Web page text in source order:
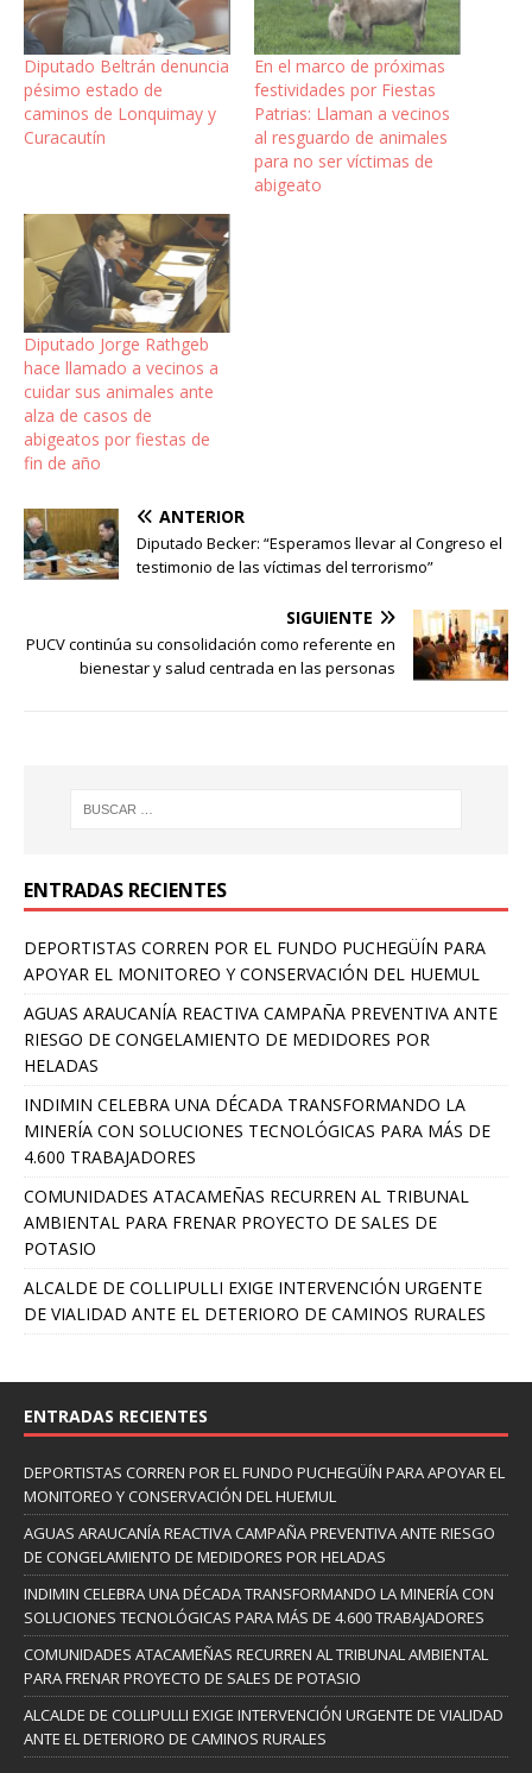
Diputado Beltrán denuncia
pésimo estado de
caminos de Lonquimay y
Curacautín
En el marco de próximas
festividades por Fiestas
Patrias: Llaman a vecinos
al resguardo de animales
para no ser víctimas de
abigeato
Diputado Jorge Rathgeb
hace llamado a vecinos a
cuidar sus animales ante
alza de casos de
abigeatos por fiestas de
fin de año
ANTERIOR
Diputado Becker: “Esperamos llevar al Congreso el
testimonio de las víctimas del terrorismo”
SIGUIENTE
PUCV continúa su consolidación como referente en
bienestar y salud centrada en las personas
ENTRADAS RECIENTES
DEPORTISTAS CORREN POR EL FUNDO PUCHEGÜÍN PARA
APOYAR EL MONITOREO Y CONSERVACIÓN DEL HUEMUL
AGUAS ARAUCANÍA REACTIVA CAMPAÑA PREVENTIVA ANTE
RIESGO DE CONGELAMIENTO DE MEDIDORES POR
HELADAS
INDIMIN CELEBRA UNA DÉCADA TRANSFORMANDO LA
MINERÍA CON SOLUCIONES TECNOLÓGICAS PARA MÁS DE
4.600 TRABAJADORES
COMUNIDADES ATACAMEÑAS RECURREN AL TRIBUNAL
AMBIENTAL PARA FRENAR PROYECTO DE SALES DE
POTASIO
ALCALDE DE COLLIPULLI EXIGE INTERVENCIÓN URGENTE
DE VIALIDAD ANTE EL DETERIORO DE CAMINOS RURALES
ENTRADAS RECIENTES
DEPORTISTAS CORREN POR EL FUNDO PUCHEGÜÍN PARA APOYAR EL
MONITOREO Y CONSERVACIÓN DEL HUEMUL
AGUAS ARAUCANÍA REACTIVA CAMPAÑA PREVENTIVA ANTE RIESGO
DE CONGELAMIENTO DE MEDIDORES POR HELADAS
INDIMIN CELEBRA UNA DÉCADA TRANSFORMANDO LA MINERÍA CON
SOLUCIONES TECNOLÓGICAS PARA MÁS DE 4.600 TRABAJADORES
COMUNIDADES ATACAMEÑAS RECURREN AL TRIBUNAL AMBIENTAL
PARA FRENAR PROYECTO DE SALES DE POTASIO
ALCALDE DE COLLIPULLI EXIGE INTERVENCIÓN URGENTE DE VIALIDAD
ANTE EL DETERIORO DE CAMINOS RURALES